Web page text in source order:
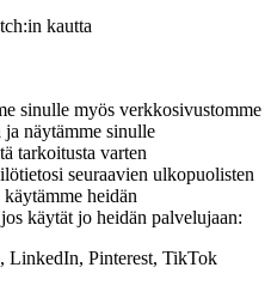
kautta
sinulle myös verkkosivustomme
näytämme sinulle
tarkoitusta varten
seuraavien ulkopuolisten
heidän
käytät jo heidän palvelujaan:
LinkedIn, Pinterest, TikTok